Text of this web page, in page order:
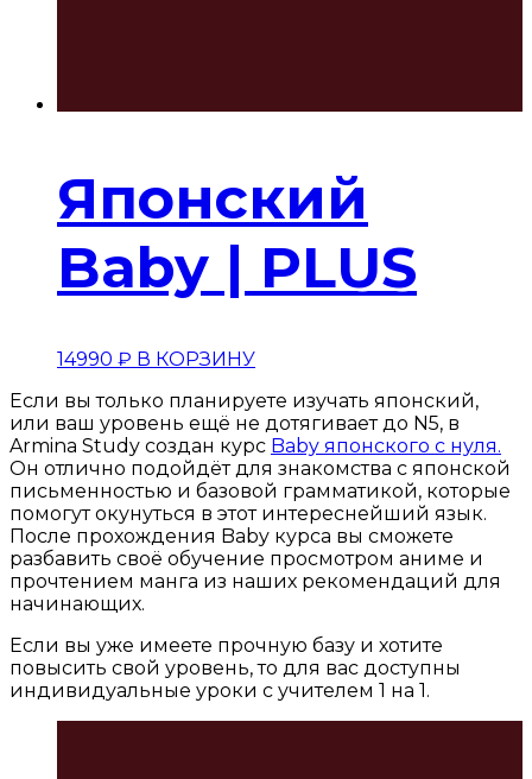
Японский
Baby | PLUS
14990 ₽ В КОРЗИНУ
Если вы только планируете изучать японский,
или ваш уровень ещё не дотягивает до N5, в
Armina Study создан курс Baby японского с нуля.
Он отлично подойдёт для знакомства с японской
письменностью и базовой грамматикой, которые
помогут окунуться в этот интереснейший язык.
После прохождения Baby курса вы сможете
разбавить своё обучение просмотром аниме и
прочтением манга из наших рекомендаций для
начинающих.
Если вы уже имеете прочную базу и хотите
повысить свой уровень, то для вас доступны
индивидуальные уроки с учителем 1 на 1.